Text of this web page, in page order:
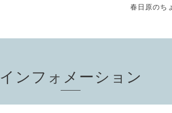
春日原のち
インフォメーション